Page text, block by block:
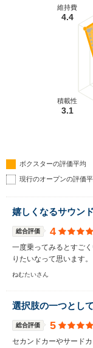
積載性
3.1
維持費
4.4
ボクスターの評価平均
現行のオープンの評価
嬉しくなるサウンド
総合評価 4
一度乗ってみるとすご
りたいなって思います。
ねむたいさん
選択肢の一つとし
総合評価 5
セカンドカーやサード